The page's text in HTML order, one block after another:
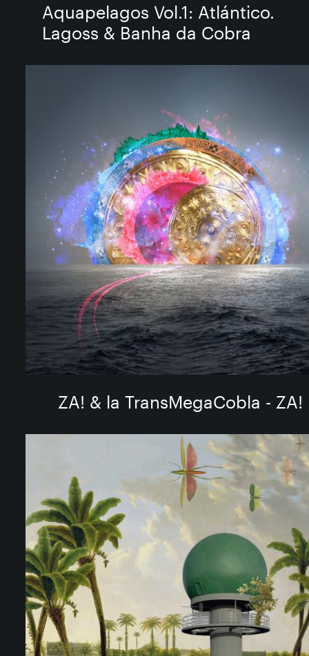
Aquapelagos Vol​.​1: Atl​á​ntico.
Lagoss & Banha da Cobra
ZA! & la TransMegaCobla - ZA!